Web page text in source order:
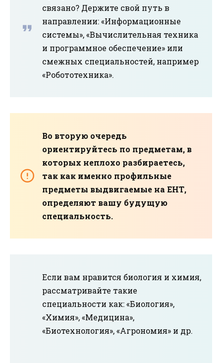
связано? Держите свой путь в
направлении: «Информационные
системы», «Вычислительная техника
и программное обеспечение» или
смежных специальностей, например
«Робототехника».
Во вторую очередь
ориентируйтесь по предметам, в
которых неплохо разбираетесь,
так как именно профильные
предметы выдвигаемые на ЕНТ,
определяют вашу будущую
специальность.
Если вам нравится биология и химия,
рассматривайте такие
специальности как: «Биология»,
«Химия», «Медицина»,
«Биотехнология», «Агрономия» и др.